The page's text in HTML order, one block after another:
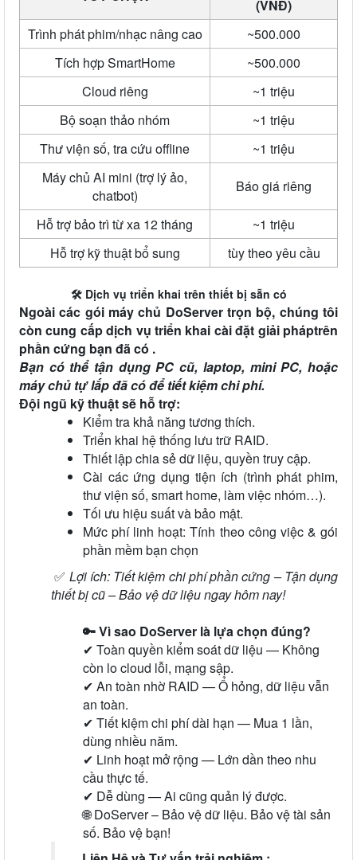
(VNĐ)
Trình phát phim/nhạc nâng cao
~500.000
Tích hợp SmartHome
~500.000
Cloud riêng
~1 triệu
Bộ soạn thảo nhóm
~1 triệu
Thư viện số, tra cứu offline
~1 triệu
Máy chủ AI mini (trợ lý ảo,
chatbot)
Báo giá riêng
Hỗ trợ bảo trì từ xa 12 tháng
~1 triệu
Hỗ trợ kỹ thuật bổ sung
tùy theo yêu cầu
🛠️ Dịch vụ triển khai trên thiết bị sẵn có
Ngoài các gói máy chủ DoServer trọn bộ, chúng tôi
còn cung cấp dịch vụ triển khai cài đặt giải pháptrên
phần cứng bạn đã có .
Bạn có thể tận dụng PC cũ, laptop, mini PC, hoặc
máy chủ tự lắp đã có để tiết kiệm chi phí.
Đội ngũ kỹ thuật sẽ hỗ trợ:
Kiểm tra khả năng tương thích.
Triển khai hệ thống lưu trữ RAID.
Thiết lập chia sẻ dữ liệu, quyền truy cập.
Cài các ứng dụng tiện ích (trình phát phim,
thư viện số, smart home, làm việc nhóm…).
Tối ưu hiệu suất và bảo mật.
Mức phí linh hoạt: Tính theo công việc & gói
phần mềm bạn chọn
✅ Lợi ích: Tiết kiệm chi phí phần cứng – Tận dụng
thiết bị cũ – Bảo vệ dữ liệu ngay hôm nay!
🔑 Vì sao DoServer là lựa chọn đúng?
✔ Toàn quyền kiểm soát dữ liệu — Không
còn lo cloud lỗi, mạng sập.
✔ An toàn nhờ RAID — Ổ hỏng, dữ liệu vẫn
an toàn.
✔ Tiết kiệm chi phí dài hạn — Mua 1 lần,
dùng nhiều năm.
✔ Linh hoạt mở rộng — Lớn dần theo nhu
cầu thực tế.
✔ Dễ dùng — Ai cũng quản lý được.
🌐 DoServer – Bảo vệ dữ liệu. Bảo vệ tài sản
số. Bảo vệ bạn!